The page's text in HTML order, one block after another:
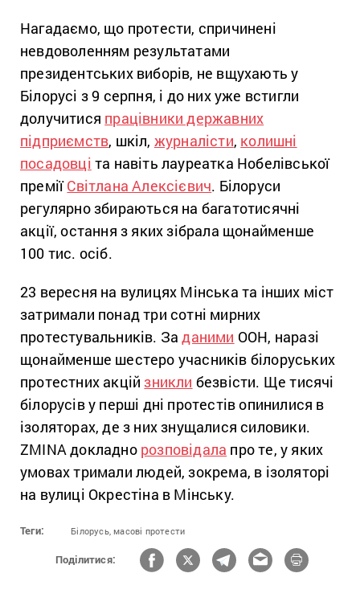
Нагадаємо, що протести, спричинені
невдоволенням результатами
президентських виборів, не вщухають у
Білорусі з 9 серпня, і до них уже встигли
долучитися працівники державних
підприємств, шкіл, журналісти, колишні
посадовці та навіть лауреатка Нобелівської
преміїСвітлана Алексієвич. Білоруси
регулярно збираються на багатотисячні
акції, остання з яких зібрала щонайменше
100 тис. осіб.
23 вересня на вулицях Мінська та інших міст
затримали понад три сотні мирних
протестувальників. Заданими ООН, наразі
щонайменше шестеро учасників білоруських
протестних акційзникли безвісти. Ще тисячі
білорусів у перші дні протестів опинилися в
ізоляторах, де з них знущалися силовики.
ZMINA докладно розповідала про те, у яких
умовах тримали людей, зокрема, в ізоляторі
на вулиці Окрестіна в Мінську.
Теги: Білорусь, масові протести
Поділитися: